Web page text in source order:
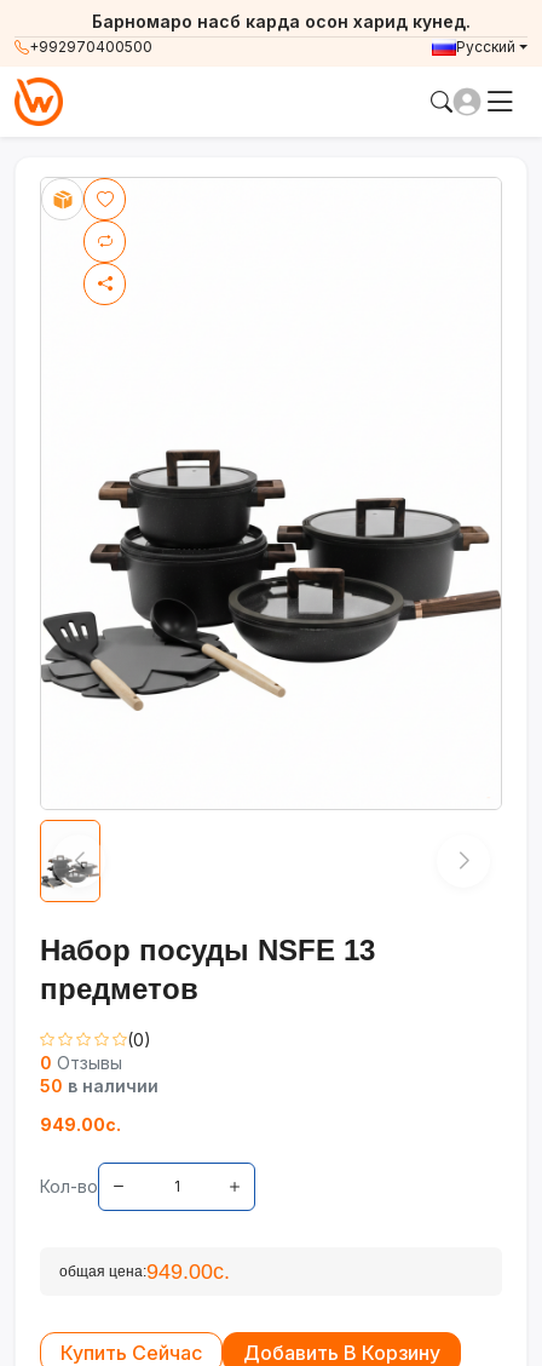
+992970400500
Барномаро насб карда осон харид кунед.
Русский
Набор посуды NSFE 13
предметов
(0)
0 Отзывы
50 в наличии
949.00с.
Кол-во
общая цена:949.00с.
Купить Сейчас Добавить В Корзину